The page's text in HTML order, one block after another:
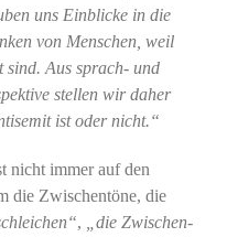
uns Einblicke in die
von Menschen, weil
sind. Aus sprach- und
stellen wir daher
ist oder nicht.“
nicht immer auf den
die Zwischentöne, die
,
„die Zwischen-